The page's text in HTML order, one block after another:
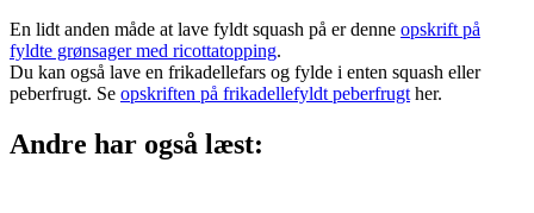
En lidt anden måde at lave fyldt squash på er denne opskrift på
fyldte grønsager med ricottatopping.
Du kan også lave en frikadellefars og fylde i enten squash eller
peberfrugt. Se opskriften på frikadellefyldt peberfrugt her.
Andre har også læst: